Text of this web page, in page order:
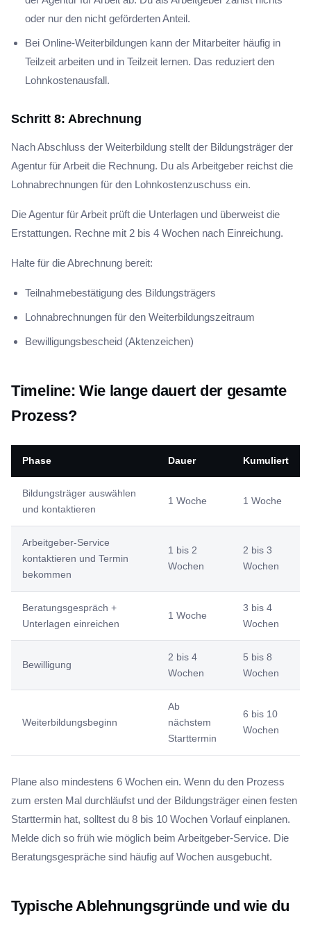
oder nur den nicht geförderten Anteil.
Bei Online-Weiterbildungen kann der Mitarbeiter häufig in
Teilzeit arbeiten und in Teilzeit lernen. Das reduziert den
Lohnkostenausfall.
Schritt 8: Abrechnung
Nach Abschluss der Weiterbildung stellt der Bildungsträger der
Agentur für Arbeit die Rechnung. Du als Arbeitgeber reichst die
Lohnabrechnungen für den Lohnkostenzuschuss ein.
Die Agentur für Arbeit prüft die Unterlagen und überweist die
Erstattungen. Rechne mit 2 bis 4 Wochen nach Einreichung.
Halte für die Abrechnung bereit:
Teilnahmebestätigung des Bildungsträgers
Lohnabrechnungen für den Weiterbildungszeitraum
Bewilligungsbescheid (Aktenzeichen)
Timeline: Wie lange dauert der gesamte
Prozess?
Phase Dauer Kumuliert
Bildungsträger auswählen
und kontaktieren
1 Woche 1 Woche
Arbeitgeber-Service
kontaktieren und Termin
bekommen
1 bis 2
Wochen
2 bis 3
Wochen
Beratungsgespräch +
Unterlagen einreichen
1 Woche
3 bis 4
Wochen
Bewilligung
2 bis 4
Wochen
5 bis 8
Wochen
Weiterbildungsbeginn
Ab
nächstem
Starttermin
6 bis 10
Wochen
Plane also mindestens 6 Wochen ein. Wenn du den Prozess
zum ersten Mal durchläufst und der Bildungsträger einen festen
Starttermin hat, solltest du 8 bis 10 Wochen Vorlauf einplanen.
Melde dich so früh wie möglich beim Arbeitgeber-Service. Die
Beratungsgespräche sind häufig auf Wochen ausgebucht.
Typische Ablehnungsgründe und wie du